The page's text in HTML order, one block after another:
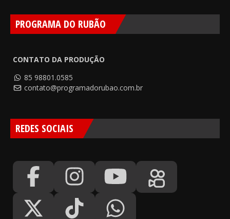
PROGRAMA DO RUBÃO
CONTATO DA PRODUÇÃO
85 98801.0585
contato@programadorubao.com.br
REDES SOCIAIS